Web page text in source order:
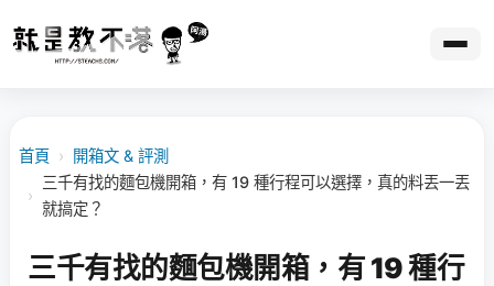
首頁 › 開箱文 & 評測
›
三千有找的麵包機開箱，有 19 種行程可以選擇，真的料丟一丟
就搞定？
三千有找的麵包機開箱，有 19 種行